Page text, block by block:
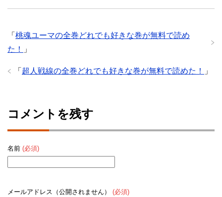
「 桃魂ユーマの全巻どれでも好きな巻が無料で読め
た！
」
「 超人戦線の全巻どれでも好きな巻が無料で読めた！ 」
コメントを残す
名前 (必須)
メールアドレス（公開されません） (必須)